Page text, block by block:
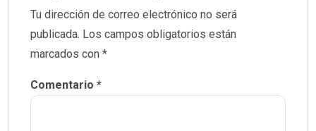
Tu dirección de correo electrónico no será
publicada. Los campos obligatorios están
marcados con *
Comentario *